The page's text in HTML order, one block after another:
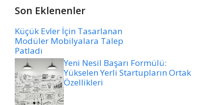
Son Eklenenler
Küçük Evler İçin Tasarlanan
Modüler Mobilyalara Talep
Patladı
Yeni Nesil Başarı Formülü:
Yükselen Yerli Startupların Ortak
Özellikleri